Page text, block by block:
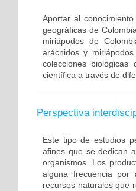
Aportar al
geográficas de
miriápodos de
arácnidos y
colecciones
científica a través de
Perspectiva
Este tipo de estudios
afines que se dedican
organismos. Los
alguna frecuencia por
recursos naturales que